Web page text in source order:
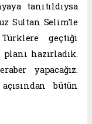
tanıtıldıysa
Sultan Selim’le
geçtiği
hazırladık.
yapacağız.
bütün